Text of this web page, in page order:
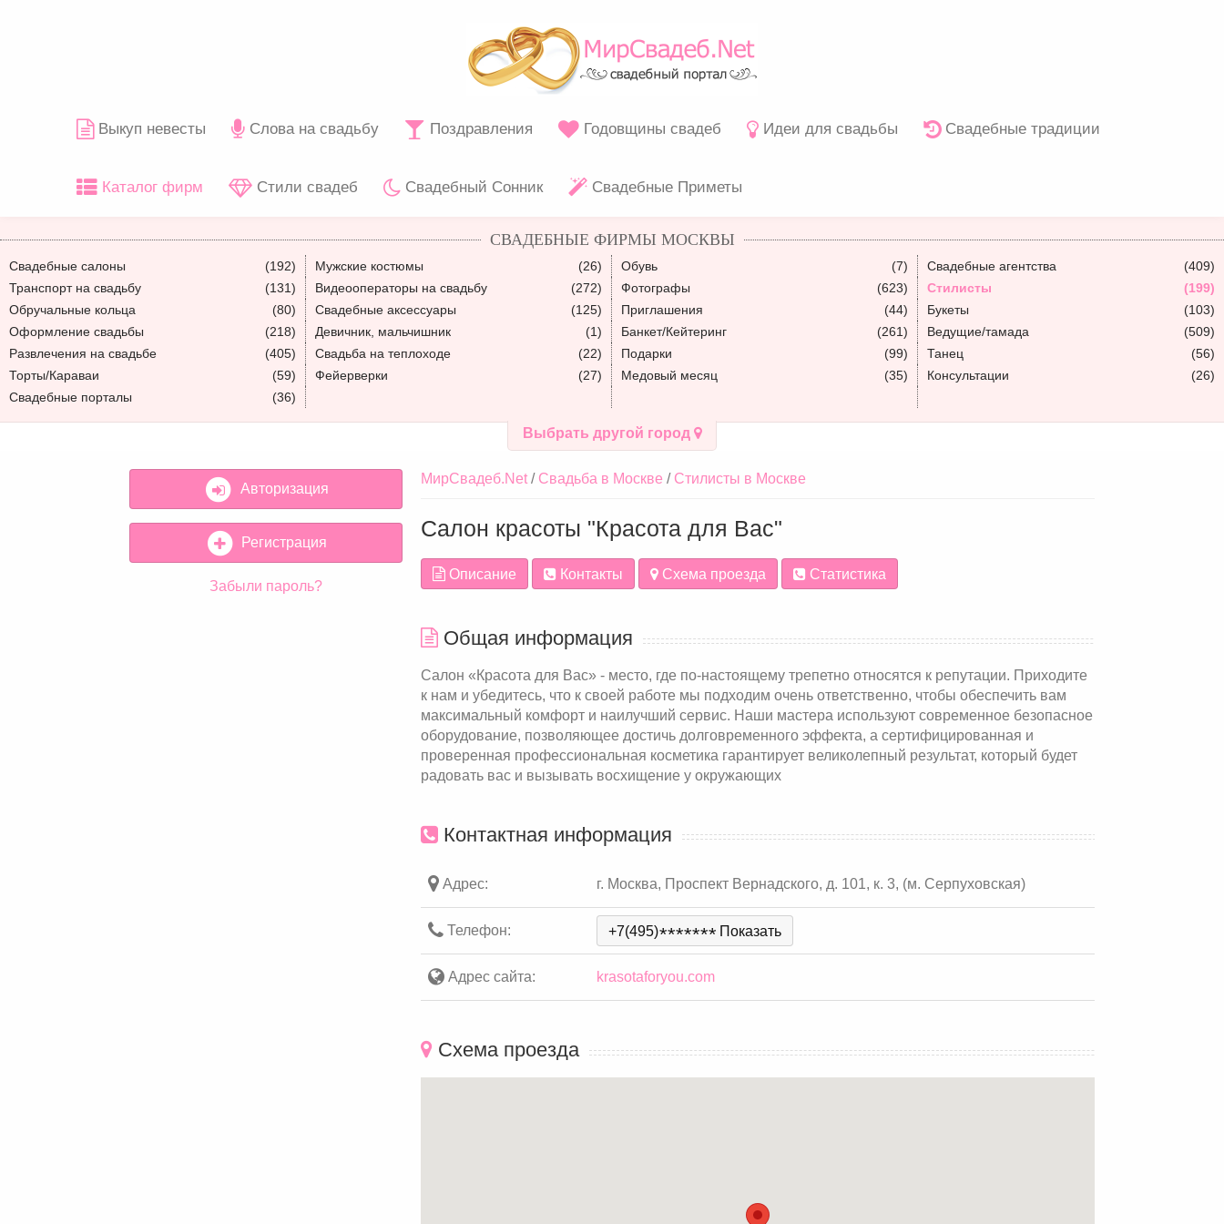
Выкуп невесты Слова на свадьбу Поздравления Годовщины свадеб Идеи для свадьбы Свадебные традиции
Каталог фирм Стили свадеб Свадебный Сонник Свадебные Приметы
СВАДЕБНЫЕ ФИРМЫ МОСКВЫ
Свадебные салоны (192) Мужские костюмы (26) Обувь (7) Свадебные агентства
(409)
Транспорт на свадьбу
(131) Видеооператоры на свадьбу (272) Фотографы (623) Стилисты
(199)
Обручальные кольца
(80) Свадебные аксессуары (125) Приглашения (44) Букеты
(103)
Оформление свадьбы
(218) Девичник, мальчишник (1) Банкет/Кейтеринг (261) Ведущие/тамада
(509)
Развлечения на свадьбе
(405) Свадьба на теплоходе (22) Подарки (99) Танец
(56)
Торты/Караваи
(59) Фейерверки (27) Медовый месяц (35) Консультации
(26)
Свадебные порталы
(36)
Выбрать другой город
МирСвадеб.Net Свадьба в Москве Стилисты в Москве
Салон красоты "Красота для Вас"
Описание Контакты Схема проезда Статистика
Общая информация
Салон «Красота для Вас» - место, где по-настоящему трепетно относятся к репутации. Приходите
к нам и убедитесь, что к своей работе мы подходим очень ответственно, чтобы обеспечить вам
максимальный комфорт и наилучший сервис. Наши мастера используют современное безопасное
оборудование, позволяющее достичь долговременного эффекта, а сертифицированная и
проверенная профессиональная косметика гарантирует великолепный результат, который будет
радовать вас и вызывать восхищение у окружающих
Контактная информация
Адрес: г. Москва, Проспект Вернадского, д. 101, к. 3, (м. Серпуховская)
Телефон: +7(495)******* Показать
Адрес сайта: krasotaforyou.com
Схема проезда
Авторизация
Регистрация
Забыли пароль?